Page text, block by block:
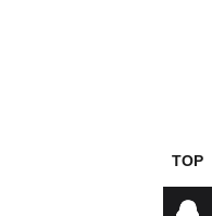
TOP